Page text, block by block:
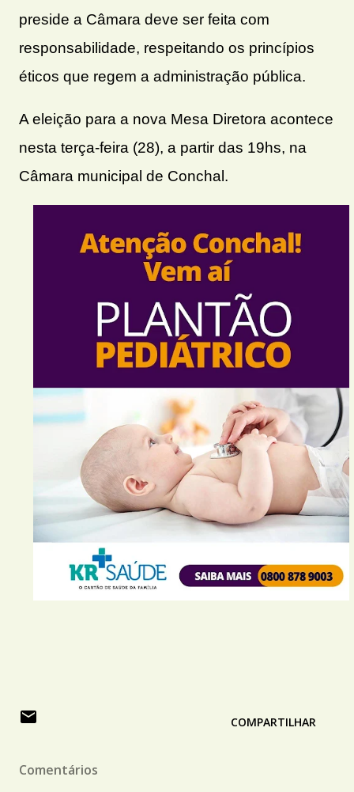
preside a Câmara deve ser feita com
responsabilidade, respeitando os princípios
éticos que regem a administração pública.
A eleição para a nova Mesa Diretora acontece
nesta terça-feira (28), a partir das 19hs, na
Câmara municipal de Conchal.
COMPARTILHAR
Comentários